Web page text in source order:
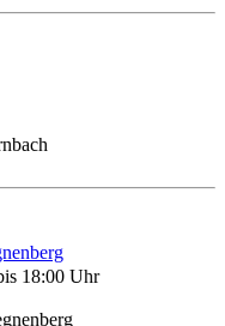
18:00 Uhr